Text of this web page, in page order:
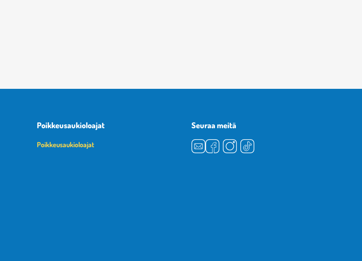
Poikkeusaukioloajat
Poikkeusaukioloajat
Seuraa meitä